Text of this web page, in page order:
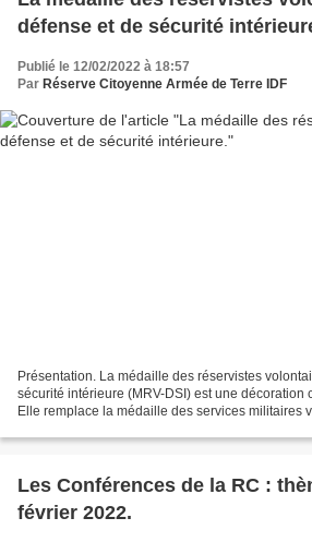
défense et de sécurité
Publié le 12/02/2022 à 18:57
Par Réserve Citoyenne Armée de Terre IDF
Présentation. La médaille des réservistes
sécurité intérieure (MRV-DSI) est une décoration
Elle remplace la médaille des services militaires
Les Conférences de la RC :
février 2022.